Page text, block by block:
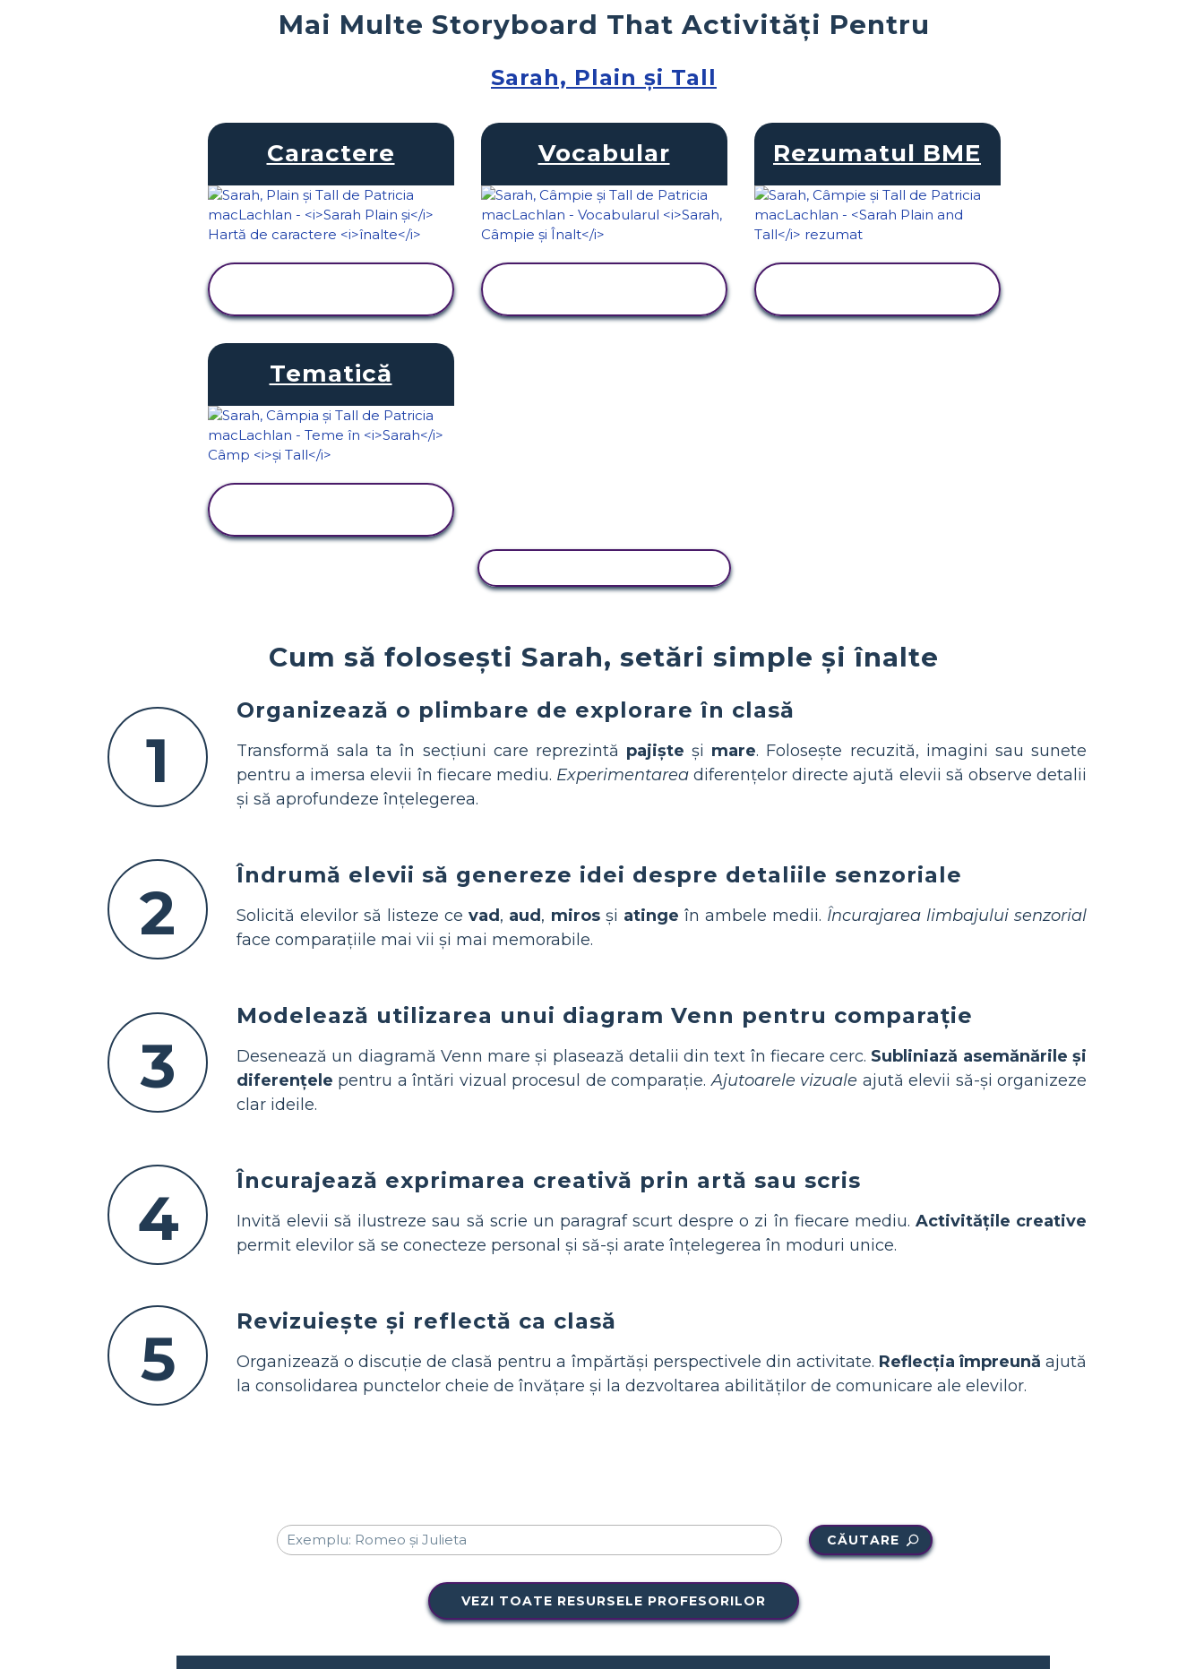
Cum să folosești Sarah, setări simple și înalte
1
Organizează o plimbare de explorare în clasă
Transformă sala ta în secțiuni care reprezintă pajiște și mare. Folosește recuzită, imagini sau sunete
pentru a imersa elevii în fiecare mediu. Experimentarea diferențelor directe ajută elevii să observe detalii
și să aprofundeze înțelegerea.
2
Îndrumă elevii să genereze idei despre detaliile senzoriale
Solicită elevilor să listeze cevad, aud, mirosși atinge în ambele medii. Încurajarea limbajului senzorial
face comparațiile mai vii și mai memorabile.
3
Modelează utilizarea unui diagram Venn pentru comparație
Desenează un diagramă Venn mare și plasează detalii din text în fiecare cerc. Subliniază asemănările și
diferențele pentru a întări vizual procesul de comparație.Ajutoarele vizuale ajută elevii să-și organizeze
clar ideile.
4
Încurajează exprimarea creativă prin artă sau scris
Invită elevii să ilustreze sau să scrie un paragraf scurt despre o zi în fiecare mediu. Activitățile creative
permit elevilor să se conecteze personal și să-și arate înțelegerea în moduri unice.
5
Revizuiește și reflectă ca clasă
Organizează o discuție de clasă pentru a împărtăși perspectivele din activitate. Reflecția împreună ajută
la consolidarea punctelor cheie de învățare și la dezvoltarea abilităților de comunicare ale elevilor.
Mai Multe Storyboard That Activități Pentru
Sarah, Plain și Tall
Caractere Vocabular Rezumatul BME
Tematică
CĂUTARE
VEZI TOATE RESURSELE PROFESORILOR